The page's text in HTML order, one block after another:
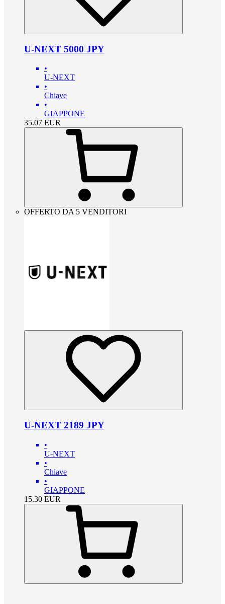
U-NEXT 5000 JPY
•
U-NEXT
•
Chiave
•
GIAPPONE
35.07 EUR
OFFERTO DA 5 VENDITORI
U-NEXT 2189 JPY
•
U-NEXT
•
Chiave
•
GIAPPONE
15.30 EUR